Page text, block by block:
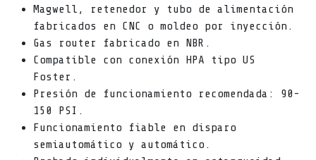
Magwell, retenedor y tubo de alimentación
fabricados en CNC o moldeo por inyección.
Gas router fabricado en NBR.
Compatible con conexión HPA tipo US
Foster.
Presión de funcionamiento recomendada: 90-
150 PSI.
Funcionamiento fiable en disparo
semiautomático y automático.